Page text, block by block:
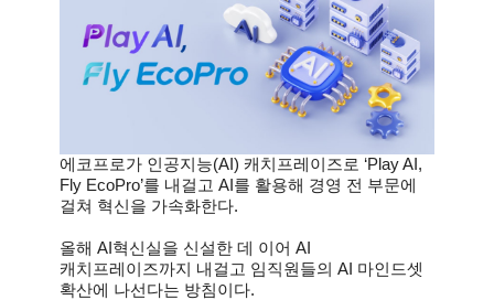
에코프로가 인공지능(AI) 캐치프레이즈로 ‘Play AI,
Fly EcoPro’를 내걸고 AI를 활용해 경영 전 부문에
걸쳐 혁신을 가속화한다.
올해 AI혁신실을 신설한 데 이어 AI
캐치프레이즈까지 내걸고 임직원들의 AI 마인드셋
확산에 나선다는 방침이다.